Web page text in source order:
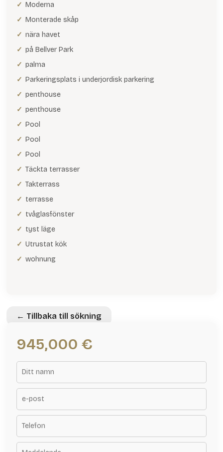
Moderna
Monterade skåp
nära havet
på Bellver Park
palma
Parkeringsplats i underjordisk parkering
penthouse
penthouse
Pool
Pool
Pool
Täckta terrasser
Takterrass
terrasse
tvåglasfönster
tyst läge
Utrustat kök
wohnung
← Tillbaka till sökning
945,000 €